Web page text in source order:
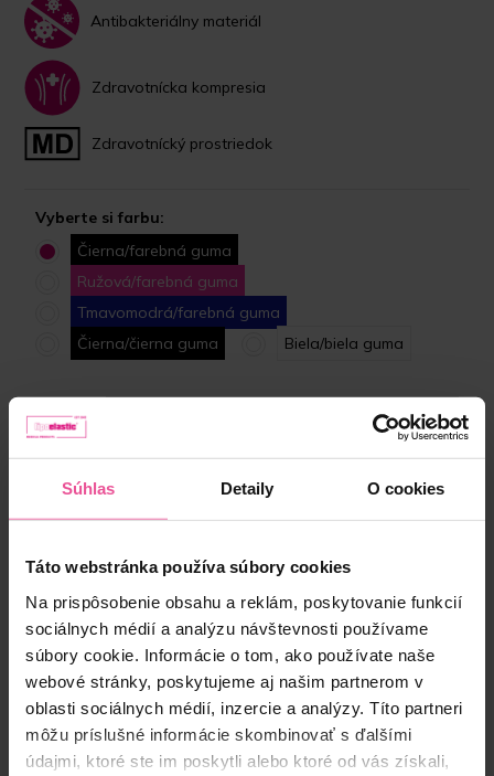
Súhlas Detaily O cookies
Táto webstránka používa súbory cookies
Na prispôsobenie obsahu a reklám, poskytovanie funkcií
sociálnych médií a analýzu návštevnosti používame
súbory cookie. Informácie o tom, ako používate naše
webové stránky, poskytujeme aj našim partnerom v
oblasti sociálnych médií, inzercie a analýzy. Títo partneri
môžu príslušné informácie skombinovať s ďalšími
údajmi, ktoré ste im poskytli alebo ktoré od vás získali,
Antibakteriálny materiál
Zdravotnícka kompresia
Zdravotnícký prostriedok
Vyberte si farbu:
Čierna/farebná guma
Ružová/farebná guma
Tmavomodrá/farebná guma
Čierna/čierna guma
Biela/biela guma
Veľkosť:
Skladom
64,90 €
- + Vložiť do košíka